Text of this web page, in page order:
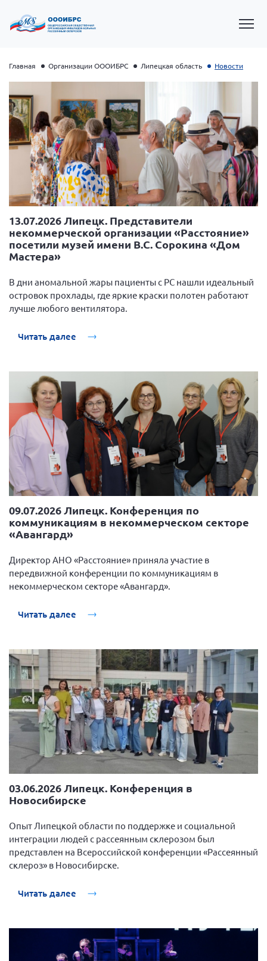
Президент Власов Я.В.
Первый вице-президент Кичигина Н. Ф.
Генеральный директор Матвиевская О.В.
Вице-президент Зрячева Н.В.
Информационная служба
Отдел международных отношений
Вице-президент Черненко Д.Е.
Вице-президент Чернова А.В.
Вице-президент Цикорин И.В.
Вице-президент Груба Л.В.
Главный бухгалтер Жаворонкова Г.М.
Конференция ОООИБРС 2026
Конференция ОООИБРС 2025
Экспертный совет ОООИБРС 2025
Конференция ОООИБРС 2023
Конференция ОООИБРС 2022
Конференция ОООИБРС 2021
Конференция ВСЭ 2021
Документы съездов
Второй съезд
Третий съезд
Четвертый съезд
Пятый съезд
Шестой съезд
ОФ «Фонд содействия больным рассеянным
склерозом»
Новости: Казахстан
Письма и официальные ответы
Методическая литература для НКО
Публичные отчеты
Всероссийская онлайн конференция
Всероссийская конференция-тренинг
"Рассеянный склероз: новые реалии" (26-
29.05.2022)
Главная Организации ОООИБРС Липецкая область Новости
13.07.2026 Липецк. Представители
некоммерческой организации «Расстояние»
посетили музей имени В.С. Сорокина «Дом
Мастера»
В дни аномальной жары пациенты с РС нашли идеальный
островок прохлады, где яркие краски полотен работают
лучше любого вентилятора.
Читать далее
09.07.2026 Липецк. Конференция по
коммуникациям в некоммерческом секторе
«Авангард»
Директор АНО «Расстояние» приняла участие в
передвижной конференции по коммуникациям в
некоммерческом секторе «Авангард».
Читать далее
03.06.2026 Липецк. Конференция в
Новосибирске
Опыт Липецкой области по поддержке и социальной
интеграции людей с рассеянным склерозом был
представлен на Всероссийской конференции «Рассеянный
склероз» в Новосибирске.
Читать далее